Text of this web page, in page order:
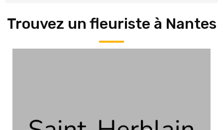
Trouvez un fleuriste à Nantes